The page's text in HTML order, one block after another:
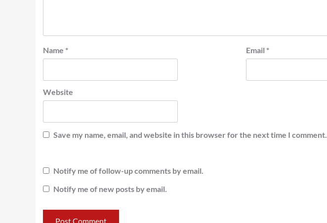
Name * Email *
Website
Save my name, email, and website in this browser for the next time I comment.
Notify me of follow-up comments by email.
Notify me of new posts by email.